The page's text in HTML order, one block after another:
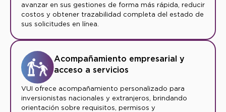
avanzar en sus gestiones de forma más rápida, reducir
costos y obtener trazabilidad completa del estado de
sus solicitudes en línea.
Acompañamiento empresarial y
acceso a servicios
VUI ofrece acompañamiento personalizado para
inversionistas nacionales y extranjeros, brindando
orientación sobre requisitos, permisos y